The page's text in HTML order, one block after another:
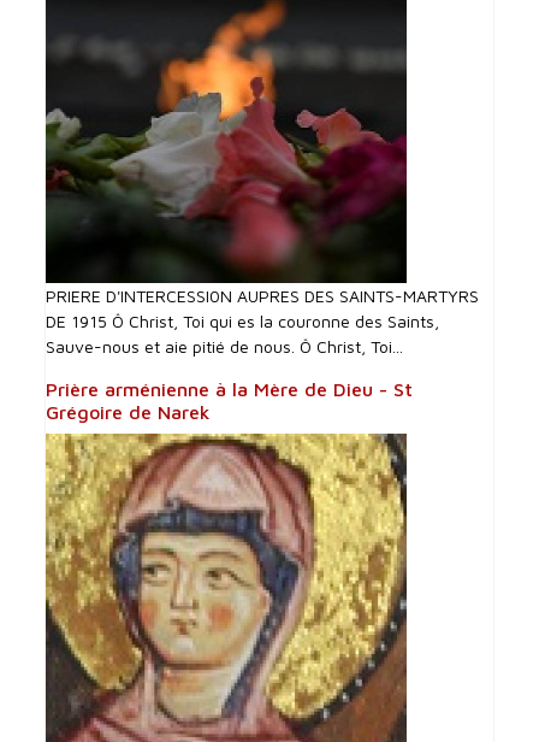
PRIERE D'INTERCESSI0N AUPRES DES SAINTS-MARTYRS
DE 1915 Ô Christ, Toi qui es la couronne des Saints,
Sauve-nous et aie pitié de nous. Ô Christ, Toi...
Prière arménienne à la Mère de Dieu - St
Grégoire de Narek